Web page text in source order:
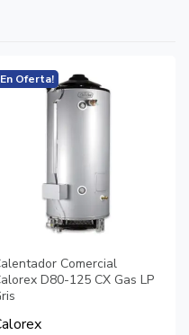
Oferta!
Comercial
D80-125 CX Gas LP